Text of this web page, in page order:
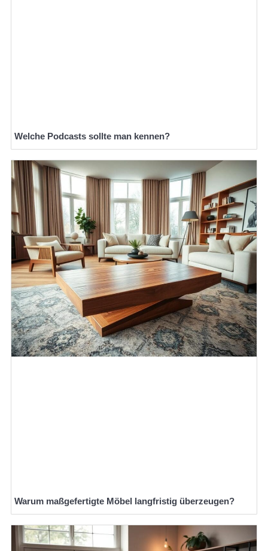
Welche Podcasts sollte man kennen?
Warum maßgefertigte Möbel langfristig überzeugen?